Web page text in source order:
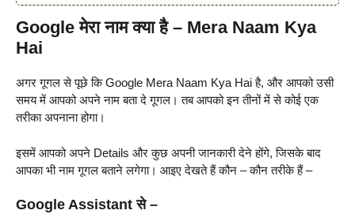
Google मेरा नाम क्या है – Mera Naam Kya
Hai
अगर गूगल से पूछे कि Google Mera Naam Kya Hai है, और आपको उसी
समय में आपको अपने नाम बता दे गूगल। तब आपको इन तीनों में से कोई एक
तरीका अपनाना होगा।
इसमें आपको अपने Details और कुछ अपनी जानकारी देने होंगे, जिसके बाद
आपका भी नाम गूगल बताने लगेगा। आइए देखते हैं कौन – कौन तरीके हैं –
Google Assistant से –